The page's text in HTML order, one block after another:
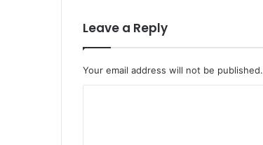
Leave a Reply
Your email address will not be published.